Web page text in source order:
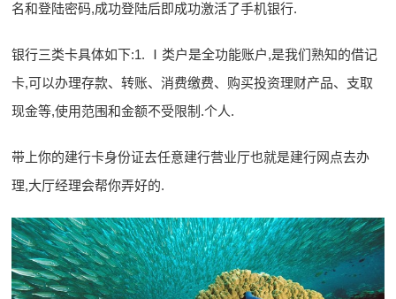
名和登陆密码,成功登陆后即成功激活了手机银行.
银行三类卡具体如下:1. Ⅰ类户是全功能账户,是我们熟知的借记
卡,可以办理存款、转账、消费缴费、购买投资理财产品、支取
现金等,使用范围和金额不受限制.个人.
带上你的建行卡身份证去任意建行营业厅也就是建行网点去办
理,大厅经理会帮你弄好的.